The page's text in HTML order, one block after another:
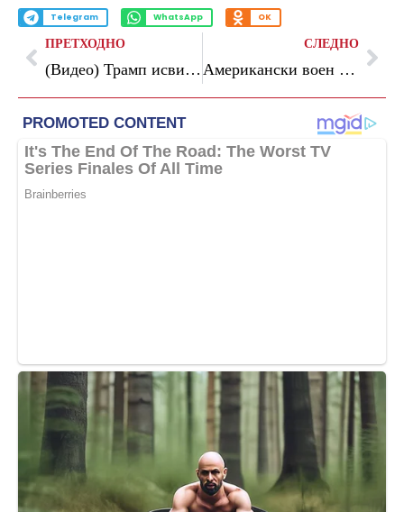
Telegram WhatsApp OK
ПРЕТХОДНО
(Видео) Трамп исвиркан на натпревар на НБА во Њујорк
СЛЕДНО
Американски воен хеликоптер се урна во близина на Ормускиот теснец